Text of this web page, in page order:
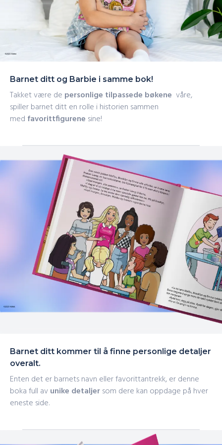
Barnet ditt og Barbie i samme bok!
Takket være de personlige tilpassede bøkene våre,
spiller barnet ditt en rolle i historien sammen
med favorittfigurene sine!
Barnet ditt kommer til å finne personlige detaljer
overalt.
Enten det er barnets navn eller favorittantrekk, er denne
boka full avunike detaljersom dere kan oppdage på hver
eneste side.